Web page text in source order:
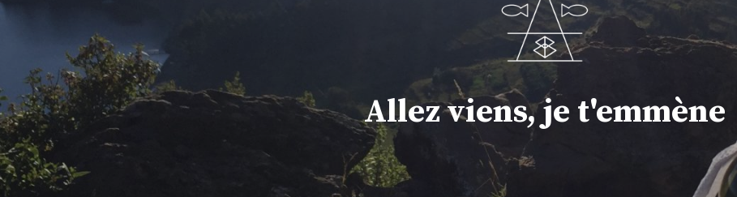
Allez viens, je t'emmène